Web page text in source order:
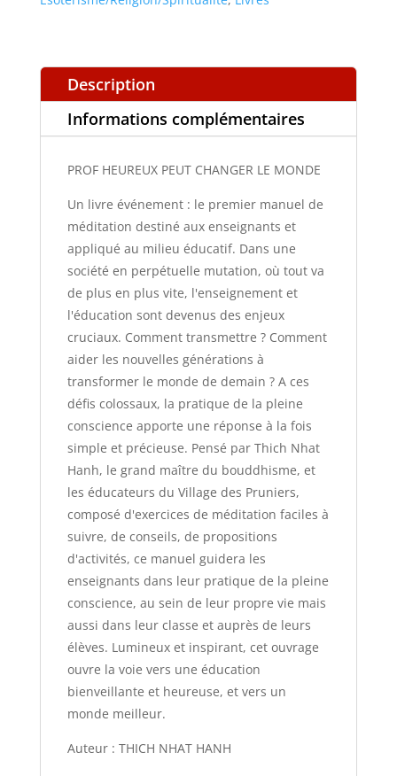
Description
Informations complémentaires
PROF HEUREUX PEUT CHANGER LE MONDE
Un livre événement : le premier manuel de
méditation destiné aux enseignants et
appliqué au milieu éducatif. Dans une
société en perpétuelle mutation, où tout va
de plus en plus vite, l'enseignement et
l'éducation sont devenus des enjeux
cruciaux. Comment transmettre ? Comment
aider les nouvelles générations à
transformer le monde de demain ? A ces
défis colossaux, la pratique de la pleine
conscience apporte une réponse à la fois
simple et précieuse. Pensé par Thich Nhat
Hanh, le grand maître du bouddhisme, et
les éducateurs du Village des Pruniers,
composé d'exercices de méditation faciles à
suivre, de conseils, de propositions
d'activités, ce manuel guidera les
enseignants dans leur pratique de la pleine
conscience, au sein de leur propre vie mais
aussi dans leur classe et auprès de leurs
élèves. Lumineux et inspirant, cet ouvrage
ouvre la voie vers une éducation
bienveillante et heureuse, et vers un
monde meilleur.
Auteur : THICH NHAT HANH